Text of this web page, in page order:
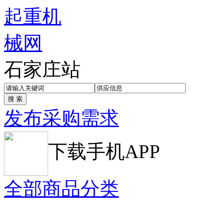
石家庄站
发布采购需求
下载手机APP
全部商品分类